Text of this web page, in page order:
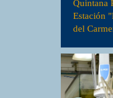
Quintana
Estación
del